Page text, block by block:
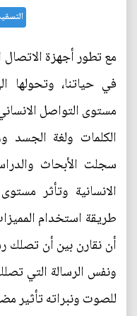
مع تطور أجهزة الاتصال
في حياتنا، وتحولها
مستوى التواصل
الكلمات ولغة الجسد
سجلت الأبحاث
الانسانية وتأثر
طريقة استخدام
أن نقارن بين أن تصلك
ونفس الرسالة التي
للصوت ونبراته تأثير